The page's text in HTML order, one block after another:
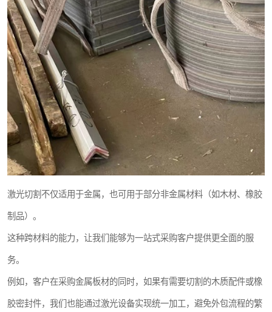
激光切割不仅适用于金属，也可用于部分非金属材料（如木材、橡胶
制品）。
这种跨材料的能力，让我们能够为一站式采购客户提供更全面的服
务。
例如，客户在采购金属板材的同时，如果有需要切割的木质配件或橡
胶密封件，我们也能通过激光设备实现统一加工，避免外包流程的繁